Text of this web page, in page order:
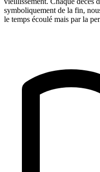
symboliquement de la fin,
le temps écoulé mais par la